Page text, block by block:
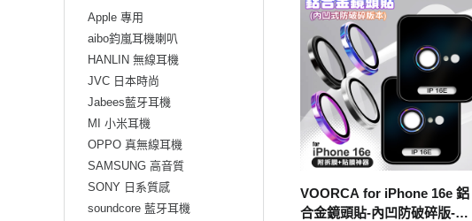
Apple 專用
aibo鈞嵐耳機喇叭
HANLIN 無線耳機
JVC 日本時尚
Jabees藍牙耳機
MI 小米耳機
OPPO 真無線耳機
SAMSUNG 高音質
SONY 日系質感
soundcore 藍牙耳機
VOORCA for iPhone 16e 鋁
合金鏡頭貼-內凹防破碎版-燒